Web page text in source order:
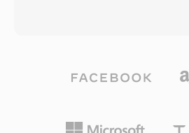
장합니다. 핵심 장점은 초장시간
간의 연속 오디오를 캡처할 수